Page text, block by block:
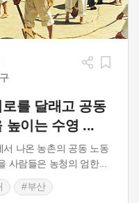
를 달래고 공동
높이는 수영 ...
서 나온 농촌의 공동 노동
사람들은 농청의 엄한...
#부산